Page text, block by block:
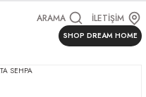
ARAMA İLETİŞİM
SHOP DREAM HOME